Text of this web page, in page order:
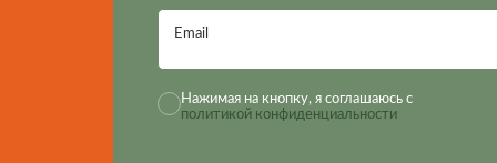
Email
Нажимая на кнопку, я соглашаюсь с
политикой конфиденциальности